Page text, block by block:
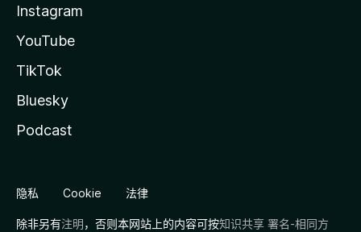
Instagram
YouTube
TikTok
Bluesky
Podcast
隐私 Cookie 法律
除非另有注明，否则本网站上的内容可按知识共享 署名-相同方